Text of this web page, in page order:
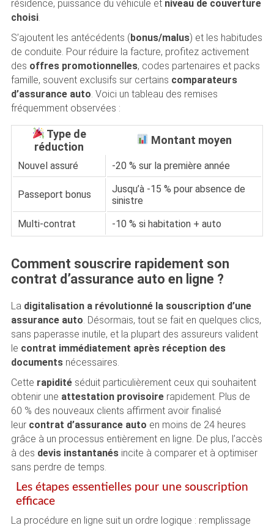
résidence, puissance du véhicule et niveau de couverture
choisi.
S’ajoutent les antécédents (bonus/malus) et les habitudes
de conduite. Pour réduire la facture, profitez activement
des offres promotionnelles, codes partenaires et packs
famille, souvent exclusifs sur certains comparateurs
d’assurance auto . Voici un tableau des remises
fréquemment observées :
Type de
réduction
Montant moyen
Nouvel assuré -20 % sur la première année
Passeport bonus
Jusqu’à -15 % pour absence de
sinistre
Multi-contrat
-10 % si habitation + auto
Comment souscrire rapidement son
contrat d’assurance auto en ligne ?
La digitalisation a révolutionné la souscription d’une
assurance auto. Désormais, tout se fait en quelques clics,
sans paperasse inutile, et la plupart des assureurs valident
le contrat immédiatement après réception des
documentsnécessaires.
Cette rapiditéséduit particulièrement ceux qui souhaitent
obtenir une attestation provisoirerapidement. Plus de
60 % des nouveaux clients affirment avoir finalisé
leur contrat d’assurance auto en moins de 24 heures
grâce à un processus entièrement en ligne. De plus, l’accès
à des devis instantanésincite à comparer et à optimiser
sans perdre de temps.
Les étapes essentielles pour une souscription
efficace
La procédure en ligne suit un ordre logique : remplissage